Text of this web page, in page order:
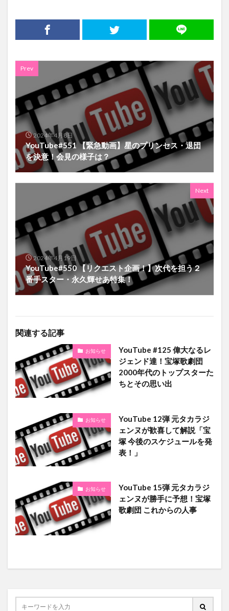
Prev
2024年4月8日
YouTube#551 【緊急動画】星のプリンセス・退団
を決意！会見の様子は？
Next
2024年4月19日
YouTube#550 【リクエスト企画！】次代を担う２
番手スター・永久輝せあ特集！
関連する記事
お知らせ
YouTube #125 偉大なるレ
ジェンド達！宝塚歌劇団
2000年代のトップスターた
ちとその思い出
お知らせ
YouTube 12弾 元タカラジ
ェンヌが歓喜して解説「宝
塚 今後のスケジュールを発
表！」
お知らせ
YouTube 15弾 元タカラジ
ェンヌが勝手に予想！宝塚
歌劇団 これからの人事